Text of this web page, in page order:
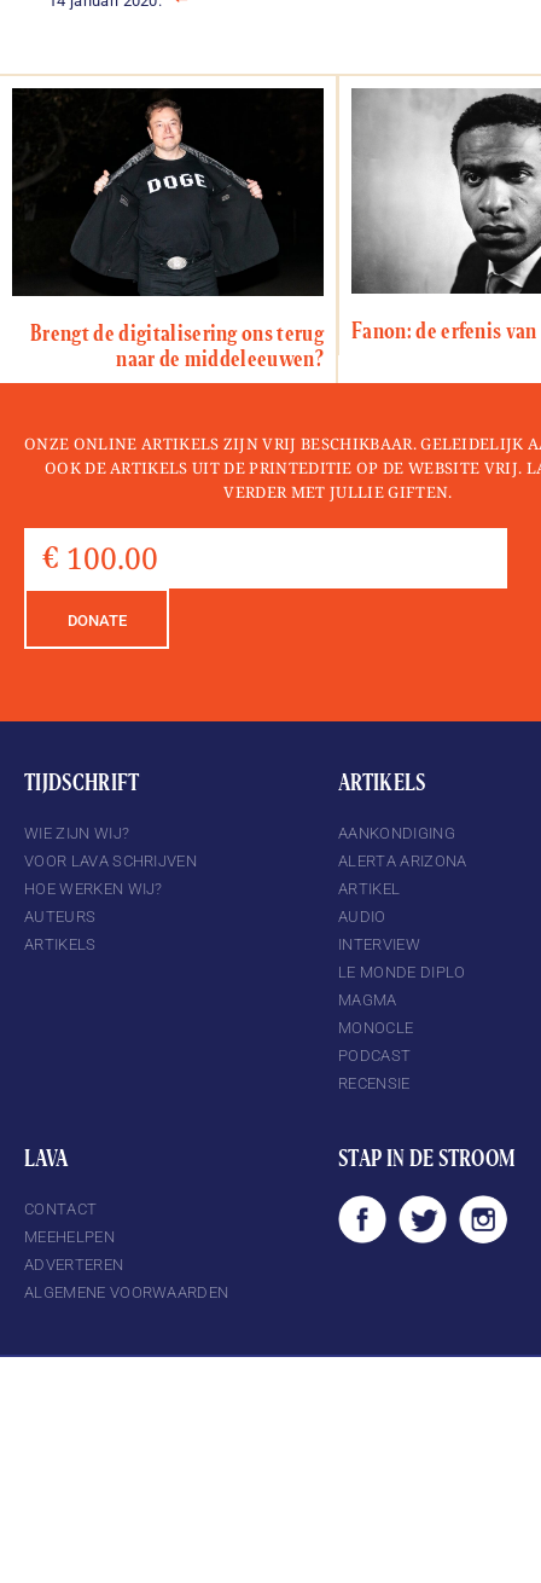
Brengt de digitalisering ons terug
naar de middeleeuwen?
Fanon: de erfenis
ONZE ONLINE ARTIKELS ZIJN VRIJ BESCHIKBAAR. GELEIDELIJK
OOK DE ARTIKELS UIT DE PRINTEDITIE OP DE WEBSITE VRIJ.
VERDER MET JULLIE GIFTEN.
DONATE
TIJDSCHRIFT
WIE ZIJN WIJ?
VOOR LAVA SCHRIJVEN
HOE WERKEN WIJ?
AUTEURS
ARTIKELS
ARTIKELS
AANKONDIGING
ALERTA ARIZONA
ARTIKEL
AUDIO
INTERVIEW
LE MONDE DIPLO
MAGMA
MONOCLE
PODCAST
RECENSIE
LAVA
CONTACT
MEEHELPEN
ADVERTEREN
ALGEMENE VOORWAARDEN
STAP IN DE STROOM